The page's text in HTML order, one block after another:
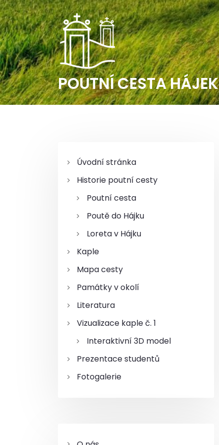
S
k
i
p
t
o
c
o
n
t
POUTNÍ CESTA HÁJEK
Úvodní stránka
Historie poutní cesty
Poutní cesta
Poutě do Hájku
Loreta v Hájku
Kaple
Mapa cesty
Památky v okolí
Literatura
Vizualizace kaple č. 1
Interaktivní 3D model
Prezentace studentů
Fotogalerie